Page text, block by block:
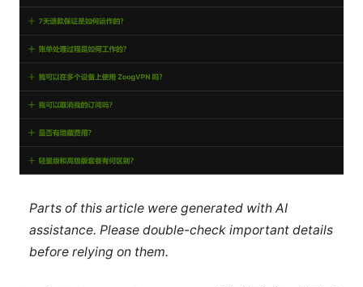
Parts of this article were generated with AI
assistance. Please double-check important details
before relying on them.